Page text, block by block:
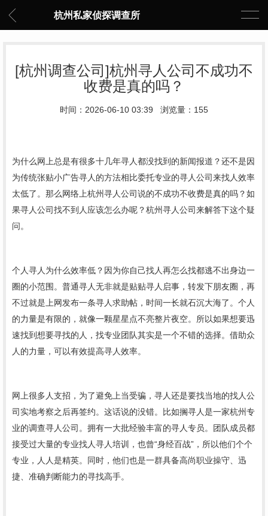
杭州私家侦探调查所
[杭州调查公司]杭州寻人公司不成功不
收费是真的吗？
时间：2026-06-10 03:39 浏览量：155
为什么网上总是有很多十几年寻人都没找到的新闻报道？ 还不是 因
为传统张贴小广告寻人的方法相比委托专业的寻人公司来找人效率
太低了。那么网络上杭州寻人公司说的不成功不收费是真的吗？如
果寻人公司找不到人应该怎么办呢？杭州寻人公司来解答下这个疑
问。
个人寻人为什么效率低？因为你自己找人再怎么找都逃不出身边一
圈的小范围。 普通寻人无非就是贴贴寻人启事，转发下朋友圈，再
不过就是上网发布一条寻人求助帖，时间一长就石沉大海了。个人
的力量是有限的， 就像一颗星星点不亮整片夜空。所以如果想要迅
速找到想要寻找的人，找专业团队其实是一个不错的选择。借助众
人的力量，可以有效提高寻人效率。
网上很多人支招，为了避免上当受骗，寻人还是要找当地的找人公
司实地考察之后再签约。这话说的没错。比如搁寻人是一家杭州专
业的调查寻人公司。拥有一大批经验丰富的寻人专员。团队成员都
接受过大量的专业找人寻人培训，也曾“身经百战” ，所以他们个个
专业，人人是精英。同时，他们也是一群具备高尚职业操守、迅
捷、准确判断能力的寻找高手。